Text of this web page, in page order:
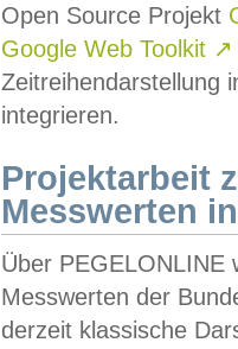
Open Source Projekt
Google Web Toolkit ↗
Zeitreihendarstellung
integrieren.
Projektarbeit
Messwerten
Über PEGELONLINE
Messwerten der
derzeit klassische